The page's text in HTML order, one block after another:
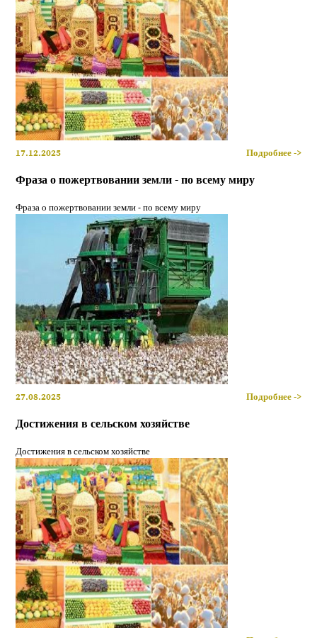
17.12.2025 Подробнее ->
Фраза о пожертвовании земли - по всему миру
Фраза о пожертвовании земли - по всему миру
27.08.2025 Подробнее ->
Достижения в сельском хозяйстве
Достижения в сельском хозяйстве